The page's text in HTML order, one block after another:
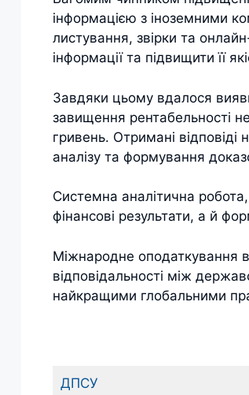
інформацією з іноземними
листування, звірки та
інформації та підвищити її
Завдяки цьому вдалося
завищення рентабельності
гривень. Отримані
аналізу та формування
Системна аналітична
фінансові результати, а й
Міжнародне оподаткування в
відповідальності між
найкращими глобальними
ДПСУ